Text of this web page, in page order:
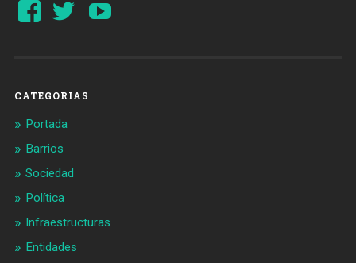
Ver
perfil
Ver
perfil
CATEGORIAS
Portada
Barrios
Sociedad
Política
Infraestructuras
Entidades